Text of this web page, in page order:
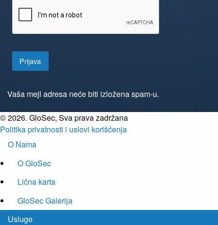
Prijava
Vaša mejl adresa neće biti izložena spam-u.
©2026. GloSec, Sva prava zadržana
Politika privatnosti i uslovi korišćenja
O Nama
O GloSec
Lična karta
GloSec Galerija
Usluge